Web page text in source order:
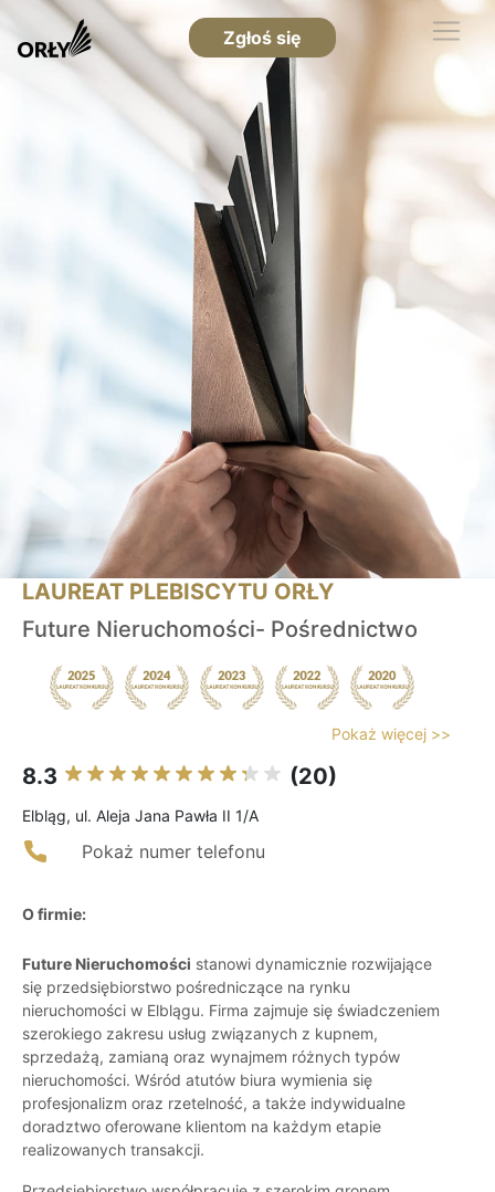
Zgłoś się
LAUREAT PLEBISCYTU ORŁY
Future Nieruchomości- Pośrednictwo
Pokaż więcej >>
8.3 (20)
Elbląg, ul. Aleja Jana Pawła II 1/A
Pokaż numer telefonu
O firmie:
Future Nieruchomości stanowi dynamicznie rozwijające
się przedsiębiorstwo pośredniczące na rynku
nieruchomości w Elblągu. Firma zajmuje się świadczeniem
szerokiego zakresu usług związanych z kupnem,
sprzedażą, zamianą oraz wynajmem różnych typów
nieruchomości. Wśród atutów biura wymienia się
profesjonalizm oraz rzetelność, a także indywidualne
doradztwo oferowane klientom na każdym etapie
realizowanych transakcji.